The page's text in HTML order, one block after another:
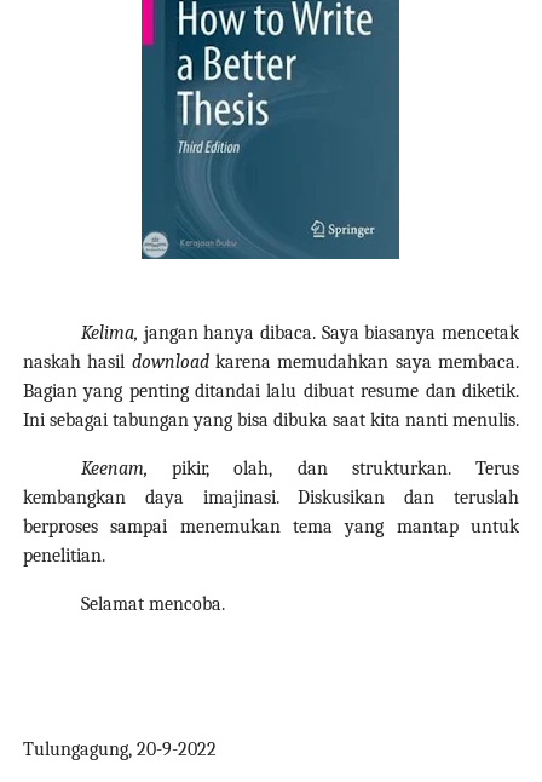
Kelima, jangan hanya dibaca. Saya biasanya mencetak
naskah hasil downloadkarena memudahkan saya membaca.
Bagian yang penting ditandai lalu dibuat resume dan diketik.
Ini sebagai tabungan yang bisa dibuka saat kita nanti menulis.
Keenam,pikir, olah, dan strukturkan. Terus
kembangkan daya imajinasi. Diskusikan dan teruslah
berproses sampai menemukan tema yang mantap untuk
penelitian.
Selamat mencoba.
Tulungagung, 20-9-2022